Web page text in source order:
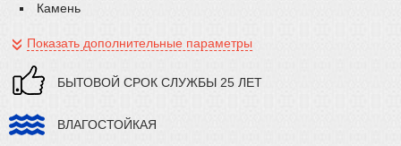
Камень
Показать дополнительные параметры
БЫТОВОЙ СРОК СЛУЖБЫ 25 ЛЕТ
ВЛАГОСТОЙКАЯ